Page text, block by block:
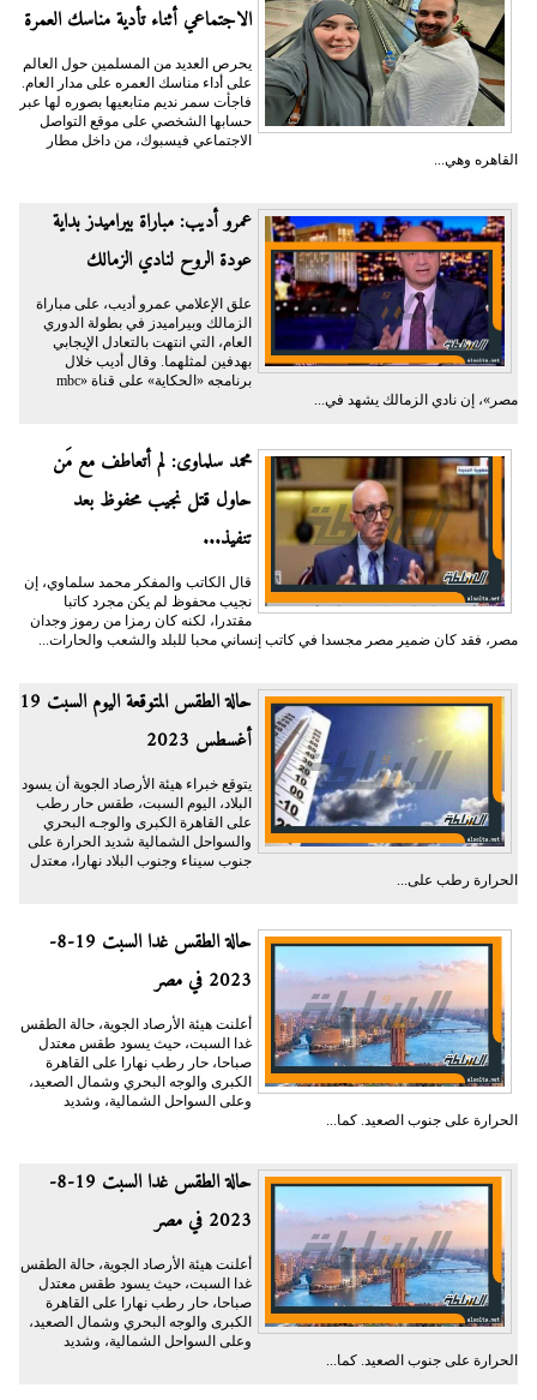
الاجتماعي أثناء تأدية مناسك العمرة
يحرص العديد من المسلمين حول العالم
على أداء مناسك العمره على مدار العام.
فاجأت سمر نديم متابعيها بصوره لها عبر
حسابها الشخصي على موقع التواصل
الاجتماعي فيسبوك، من داخل مطار
القاهره وهي...
عمرو أديب: مباراة بيراميدز بداية
عودة الروح لنادي الزمالك
علق الإعلامي عمرو أديب، على مباراة
الزمالك وبيراميدز في بطولة الدوري
العام، التي انتهت بالتعادل الإيجابي
بهدفين لمثلهما. وقال أديب خلال
برنامجه «الحكاية» على قناة «mbc
مصر»، إن نادي الزمالك يشهد في...
محمد سلماوى: لم أتعاطف مع مَن
حاول قتل نجيب محفوظ بعد
تنفيذ...
قال الكاتب والمفكر محمد سلماوي، إن
نجيب محفوظ لم يكن مجرد كاتبا
مقتدرا، لكنه كان رمزا من رموز وجدان
مصر، فقد كان ضمير مصر مجسدا في كاتب إنساني محبا للبلد والشعب والحارات...
حالة الطقس المتوقعة اليوم السبت 19
أغسطس 2023
يتوقع خبراء هيئة الأرصاد الجوية أن يسود
البلاد، اليوم السبت، طقس حار رطب
على القاهرة الكبرى والوجـه البحري
والسواحل الشمالية شديد الحرارة على
جنوب سيناء وجنوب البلاد نهارا، معتدل
الحرارة رطب على...
حالة الطقس غدا السبت 19-8-
2023 في مصر
أعلنت هيئة الأرصاد الجوية، حالة الطقس
غدا السبت، حيث يسود طقس معتدل
صباحا، حار رطب نهارا على القاهرة
الكبرى والوجه البحري وشمال الصعيد،
وعلى السواحل الشمالية، وشديد
الحرارة على جنوب الصعيد. كما...
حالة الطقس غدا السبت 19-8-
2023 في مصر
أعلنت هيئة الأرصاد الجوية، حالة الطقس
غدا السبت، حيث يسود طقس معتدل
صباحا، حار رطب نهارا على القاهرة
الكبرى والوجه البحري وشمال الصعيد،
وعلى السواحل الشمالية، وشديد
الحرارة على جنوب الصعيد. كما...